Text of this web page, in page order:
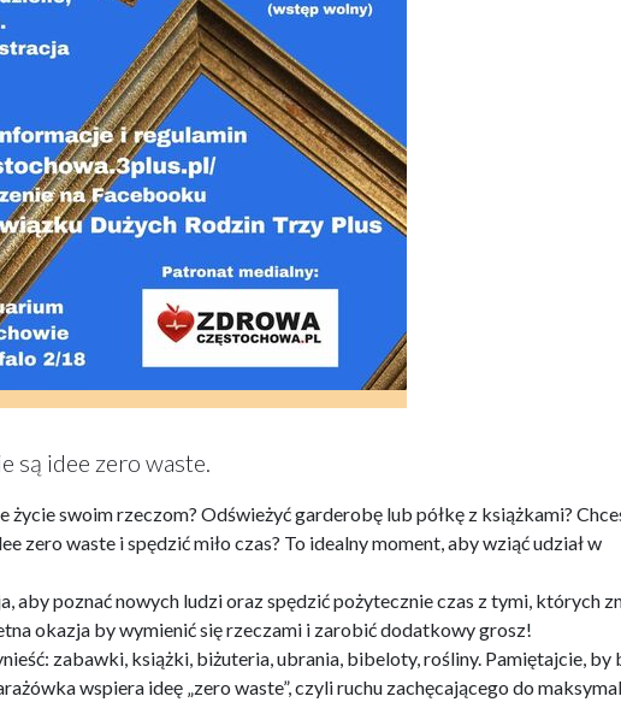
są idee zero waste.
życie swoim rzeczom? Odświeżyć garderobę lub półkę z książkami?
zero waste i spędzić miło czas? To idealny moment, aby wziąć udział w
aby poznać nowych ludzi oraz spędzić pożytecznie czas z tymi, których
okazja by wymienić się rzeczami i zarobić dodatkowy grosz!
zabawki, książki, biżuteria, ubrania, bibeloty, rośliny. Pamiętajcie, by
wspiera ideę „zero waste”, czyli ruchu zachęcającego do